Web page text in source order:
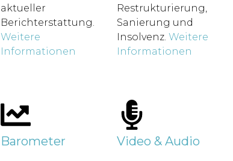
aktueller
Berichterstattung.
Weitere
Informationen
Restrukturierung,
Sanierung und
Insolvenz.Weitere
Informationen
Barometer Video & Audio